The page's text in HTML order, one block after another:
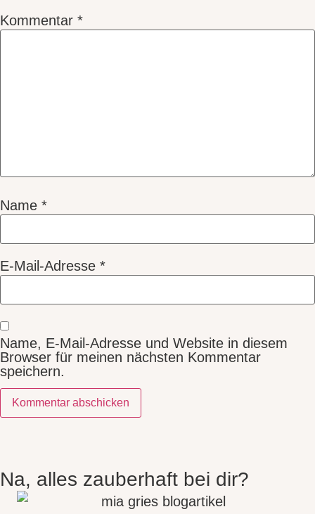
Kommentar *
Name *
E-Mail-Adresse *
Name, E-Mail-Adresse und Website in diesem
Browser für meinen nächsten Kommentar
speichern.
Na, alles zauberhaft bei dir?